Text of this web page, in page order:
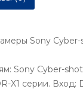
Sony
Cyber-shot
X1 серии.